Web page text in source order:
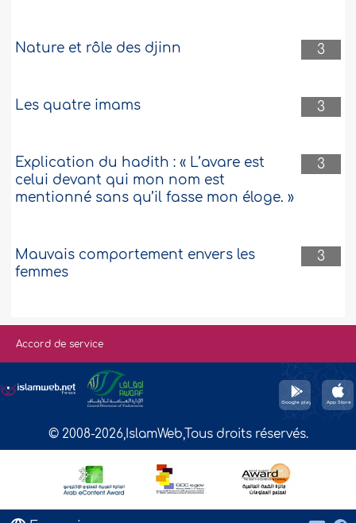
3
Nature et rôle des djinn
3
Les quatre imams
3
Explication du hadith : « L’avare est
celui devant qui mon nom est
mentionné sans qu’il fasse mon éloge. »
3
Mauvais comportement envers les
femmes
Accord de service
© 2008-2026,IslamWeb,Tous droits réservés.